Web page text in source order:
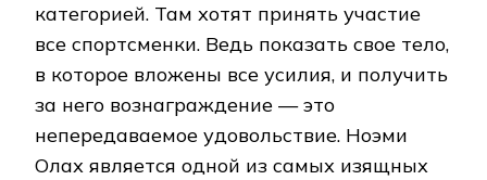
категорией. Там хотят принять участие
все спортсменки. Ведь показать свое тело,
в которое вложены все усилия, и получить
за него вознаграждение — это
непередаваемое удовольствие. Ноэми
Олах является одной из самых изящных